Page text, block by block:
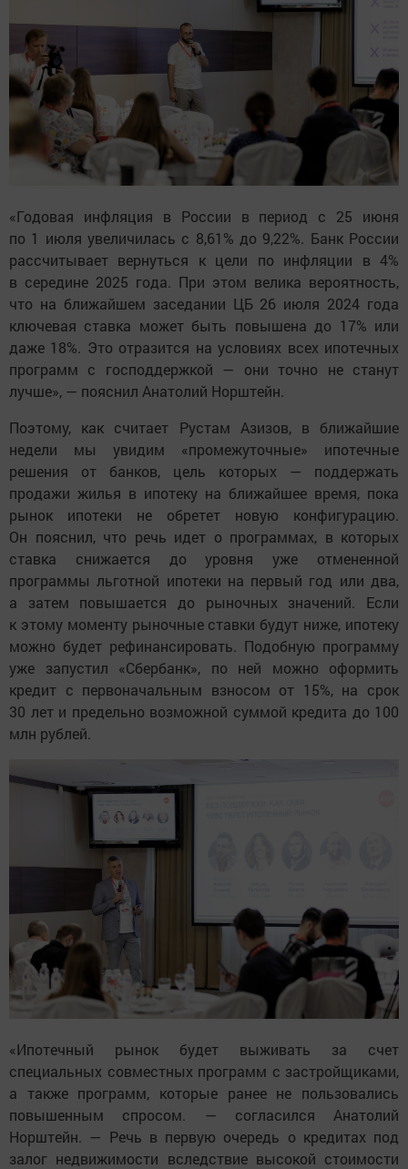
«Годовая инфляция в России в период с 25 июня
по 1 июля увеличилась с 8,61% до 9,22%. Банк России
рассчитывает вернуться к цели по инфляции в 4%
в середине 2025 года. При этом велика вероятность,
что на ближайшем заседании ЦБ 26 июля 2024 года
ключевая ставка может быть повышена до 17% или
даже 18%. Это отразится на условиях всех ипотечных
программ с господдержкой — они точно не станут
лучше», — пояснил Анатолий Норштейн.
Поэтому, как считает Рустам Азизов, в ближайшие
недели мы увидим «промежуточные» ипотечные
решения от банков, цель которых — поддержать
продажи жилья в ипотеку на ближайшее время, пока
рынок ипотеки не обретет новую конфигурацию.
Он пояснил, что речь идет о программах, в которых
ставка снижается до уровня уже отмененной
программы льготной ипотеки на первый год или два,
а затем повышается до рыночных значений. Если
к этому моменту рыночные ставки будут ниже, ипотеку
можно будет рефинансировать. Подобную программу
уже запустил «Сбербанк», по ней можно оформить
кредит с первоначальным взносом от 15%, на срок
30 лет и предельно возможной суммой кредита до 100
млн рублей.
«Ипотечный рынок будет выживать за счет
специальных совместных программ с застройщиками,
а также программ, которые ранее не пользовались
повышенным спросом. — согласился Анатолий
Норштейн. — Речь в первую очередь о кредитах под
залог недвижимости вследствие высокой стоимости